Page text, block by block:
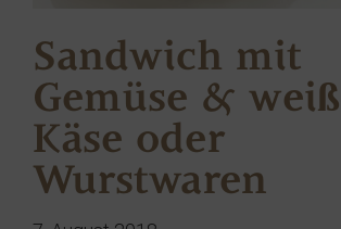
Sandwich mit
Gemüse &
Käse oder
Wurstwaren